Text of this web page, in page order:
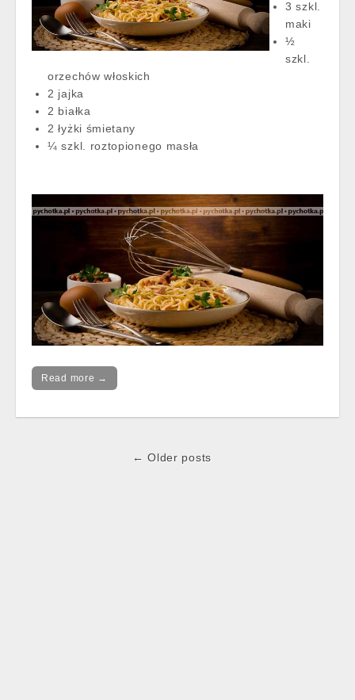
3 szkl.
maki
½
szkl.
orzechów włoskich
2 jajka
2 białka
2 łyżki śmietany
¼ szkl. roztopionego masła
Read more →
← Older posts